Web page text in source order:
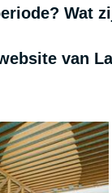
Wat
van